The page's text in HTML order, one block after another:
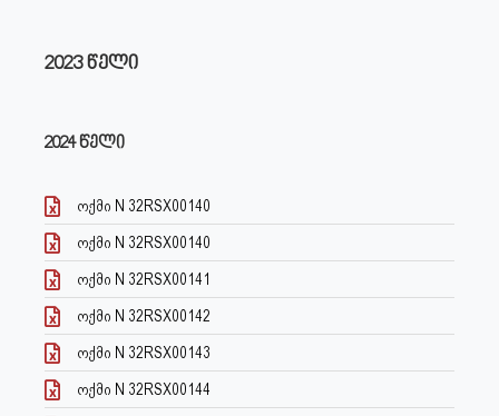
2023 წელი
2024 წელი
ოქმი N 32RSX00140
ოქმი N 32RSX00140
ოქმი N 32RSX00141
ოქმი N 32RSX00142
ოქმი N 32RSX00143
ოქმი N 32RSX00144